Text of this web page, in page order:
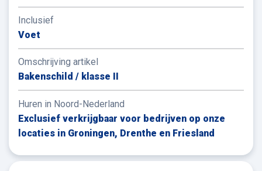
Inclusief
Voet
Omschrijving artikel
Bakenschild / klasse II
Huren in Noord-Nederland
Exclusief verkrijgbaar voor bedrijven op onze
locaties in Groningen, Drenthe en Friesland